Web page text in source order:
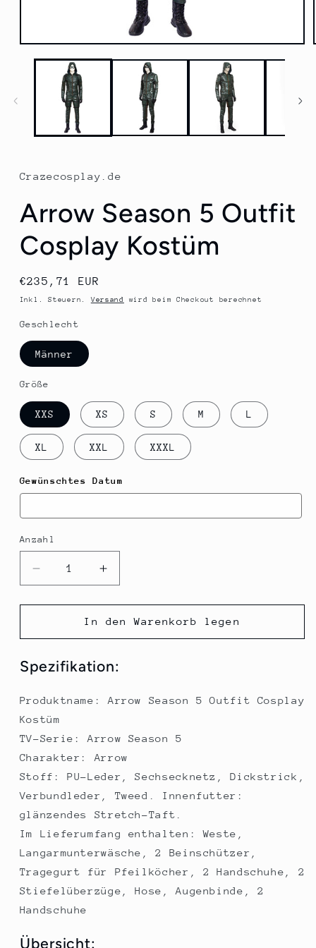
Medien
Crazecosplay.de
Arrow Season 5 Outfit
Cosplay Kostüm
Normaler
Preis
€235,71 EUR
Inkl. Steuern.Versand wird beim Checkout berechnet
Geschlecht
Männer
Größe
XXS XS S M L
XL XXL XXXL
Gewünschtes Datum
Anzahl
Verringere
die
Menge
Arrow
5
Cosplay
Kostüm
Erhöhe
die
Menge
für
Arrow
5
Cosplay
In den Warenkorb legen
Spezifikation:
Produktname: Arrow Season 5 Outfit Cosplay
Kostüm
TV-Serie: Arrow Season 5
Charakter: Arrow
Stoff: PU-Leder, Sechsecknetz, Dickstrick,
Verbundleder, Tweed. Innenfutter:
glänzendes Stretch-Taft.
Im Lieferumfang enthalten: Weste,
Langarmunterwäsche, 2 Beinschützer,
Tragegurt für Pfeilköcher, 2 Handschuhe, 2
Stiefelüberzüge, Hose, Augenbinde, 2
Handschuhe
Übersicht: